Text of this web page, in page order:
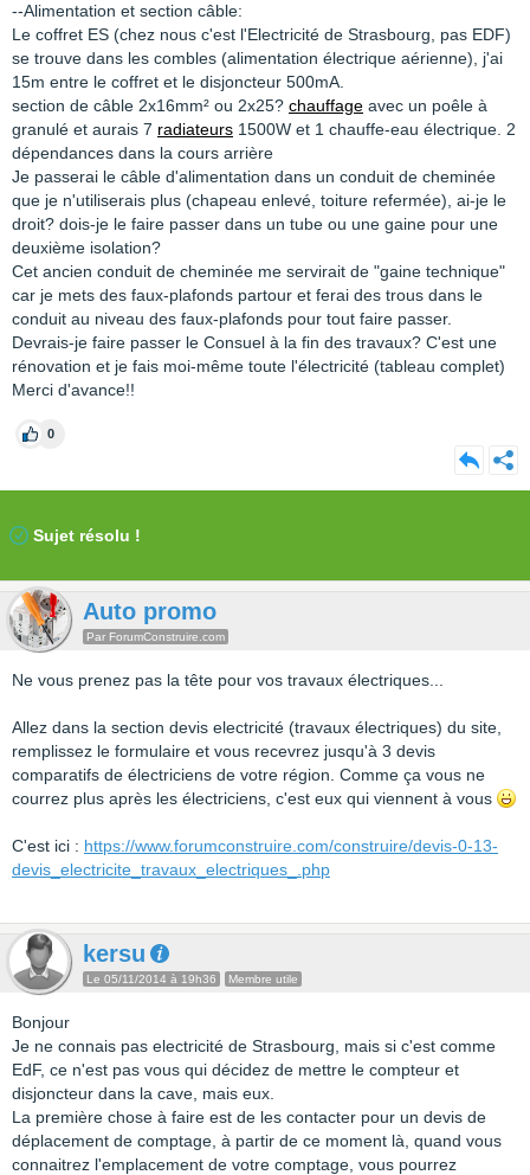
--Alimentation et section câble:
Le coffret ES (chez nous c'est l'Electricité de Strasbourg, pas EDF)
se trouve dans les combles (alimentation électrique aérienne), j'ai
15m entre le coffret et le disjoncteur 500mA.
section de câble 2x16mm² ou 2x25? chauffage avec un poêle à
granulé et aurais 7 radiateurs 1500W et 1 chauffe-eau électrique. 2
dépendances dans la cours arrière
Je passerai le câble d'alimentation dans un conduit de cheminée
que je n'utiliserais plus (chapeau enlevé, toiture refermée), ai-je le
droit? dois-je le faire passer dans un tube ou une gaine pour une
deuxième isolation?
Cet ancien conduit de cheminée me servirait de "gaine technique"
car je mets des faux-plafonds partour et ferai des trous dans le
conduit au niveau des faux-plafonds pour tout faire passer.
Devrais-je faire passer le Consuel à la fin des travaux? C'est une
rénovation et je fais moi-même toute l'électricité (tableau complet)
Merci d'avance!!
0
Sujet résolu !
Auto promo
Par ForumConstruire.com
Ne vous prenez pas la tête pour vos travaux électriques...
Allez dans la section devis electricité (travaux électriques) du site,
remplissez le formulaire et vous recevrez jusqu'à 3 devis
comparatifs de électriciens de votre région. Comme ça vous ne
courrez plus après les électriciens, c'est eux qui viennent à vous
C'est ici : https://www.forumconstruire.com/construire/devis-0-13-
devis_electricite_travaux_electriques_.php
kersu
Le 05/11/2014 à 19h36 Membre utile
Bonjour
Je ne connais pas electricité de Strasbourg, mais si c'est comme
EdF, ce n'est pas vous qui décidez de mettre le compteur et
disjoncteur dans la cave, mais eux.
La première chose à faire est de les contacter pour un devis de
déplacement de comptage, à partir de ce moment là, quand vous
connaitrez l'emplacement de votre comptage, vous pourrez